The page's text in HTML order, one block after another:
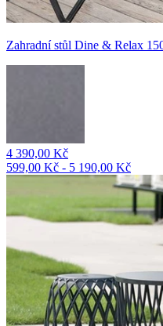
Zahradní stůl Dine & Relax
4 390,00 Kč
599,00 Kč - 5 190,00 Kč